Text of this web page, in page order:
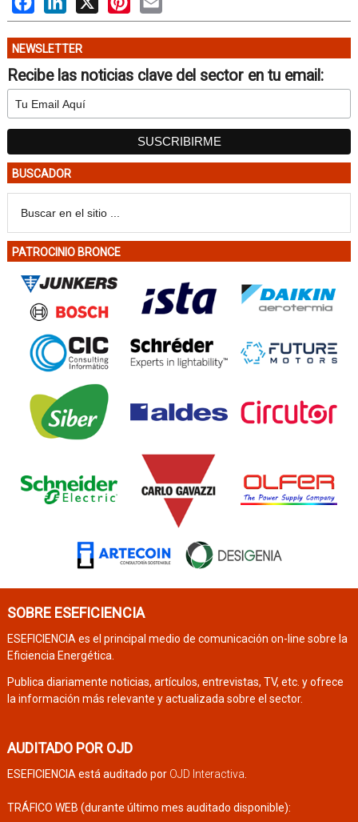
NEWSLETTER
Recibe las noticias clave del sector en tu email:
BUSCADOR
PATROCINIO BRONCE
SOBRE ESEFICIENCIA
ESEFICIENCIA es el principal medio de comunicación on-line sobre la
Eficiencia Energética.
Publica diariamente noticias, artículos, entrevistas, TV, etc. y ofrece
la información más relevante y actualizada sobre el sector.
AUDITADO POR OJD
ESEFICIENCIA está auditado por OJD Interactiva.
TRÁFICO WEB (durante último mes auditado disponible):